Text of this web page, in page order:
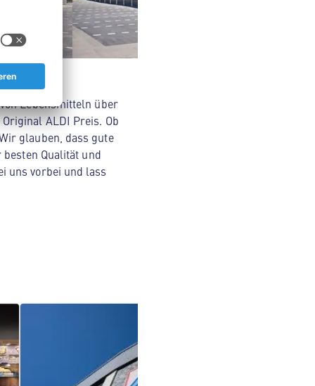
Lebensmitteln über
ALDI Preis. Ob
glauben, dass gute
Qualität und
uns vorbei und lass